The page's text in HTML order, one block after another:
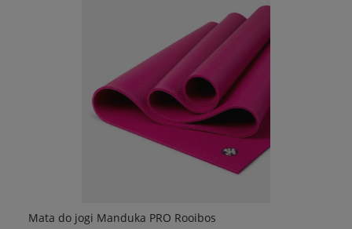
Mata do jogi Manduka PRO Rooibos